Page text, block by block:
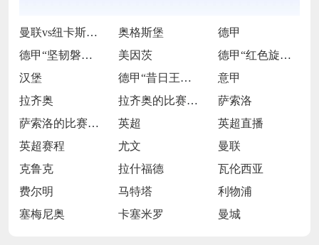
曼联vs纽卡斯尔联 奥格斯堡
德甲
德甲“坚韧磐石”的逆袭逐光之旅
美因茨
德甲“红色旋风”的激情逐梦征途
汉堡
德甲“昔日王者”的跌宕复兴长卷
意甲
拉齐奥
拉齐奥的比赛之路
萨索洛
萨索洛的比赛之路
英超
英超直播
英超赛程
尤文
曼联
克鲁克
拉什福德
瓦伦西亚
费尔明
马特塔
利物浦
塞梅尼奥
卡塞米罗 曼城